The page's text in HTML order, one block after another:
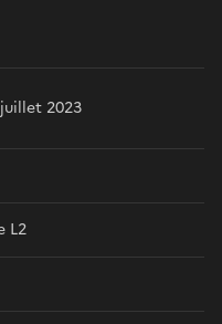
juillet 2023
L2